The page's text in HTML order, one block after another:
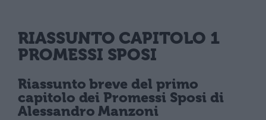
RIASSUNTO CAPITOLO 1
PROMESSI SPOSI
Riassunto breve del primo
capitolo dei Promessi Sposi di
Alessandro Manzoni